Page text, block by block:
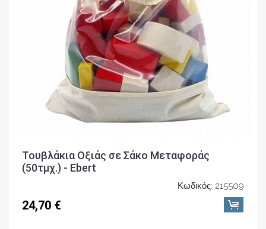
Τουβλάκια Οξιάς σε Σάκο Μεταφοράς
(50τμχ.) - Ebert
Κωδικός: 215509
24,70 €